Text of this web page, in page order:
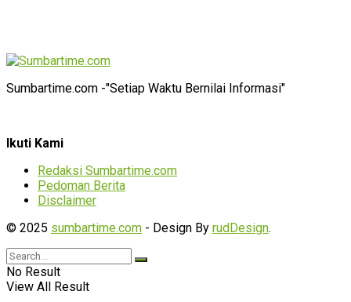
Sumbartime.com -"Setiap Waktu Bernilai Informasi"
Ikuti Kami
Redaksi Sumbartime.com
Pedoman Berita
Disclaimer
© 2025 sumbartime.com - Design By rudDesign.
No Result
View All Result